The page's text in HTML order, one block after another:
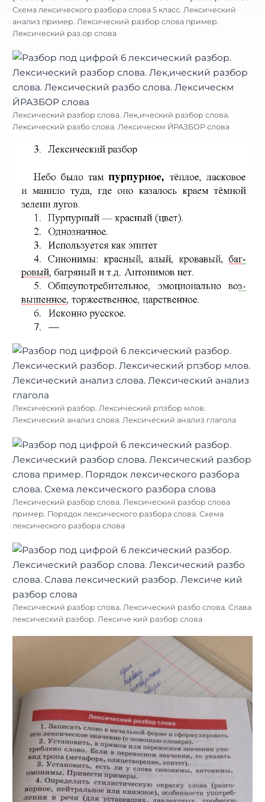
Схема лексического разбора слова 5 класс. Лексический
анализ пример. Лексический разбор слова пример.
Лексический раз.ор слова
Лексический разбор слова. Лек,ический разбор слова.
Лексический разбо слова. Лексическм ЙРАЗБОР слова
Лексический разбор. Лексический рпзбор млов.
Лексический анализ слова. Лексический анализ глагола
Лексический разбор слова. Лексический разбор слова
пример. Порядок лексического разбора слова. Схема
лексического разбора слова
Лексический разбор слова. Лексический разбо слова. Слава
лексический разбор. Лексиче кий разбор слова